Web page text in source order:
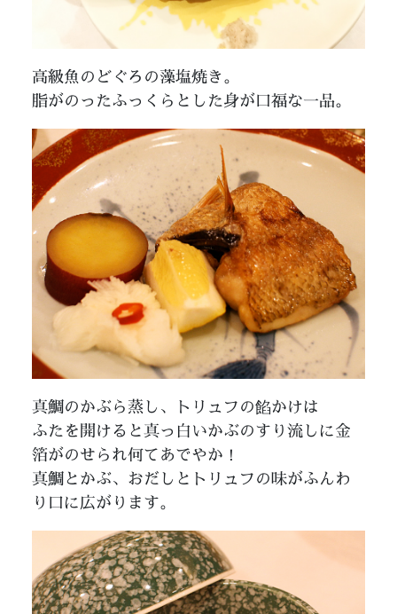
高級魚のどぐろの藻塩焼き。
脂がのったふっくらとした身が口福な一品。
真鯛のかぶら蒸し、トリュフの餡かけは
ふたを開けると真っ白いかぶのすり流しに金
箔がのせられ何てあでやか！
真鯛とかぶ、おだしとトリュフの味がふんわ
り口に広がります。